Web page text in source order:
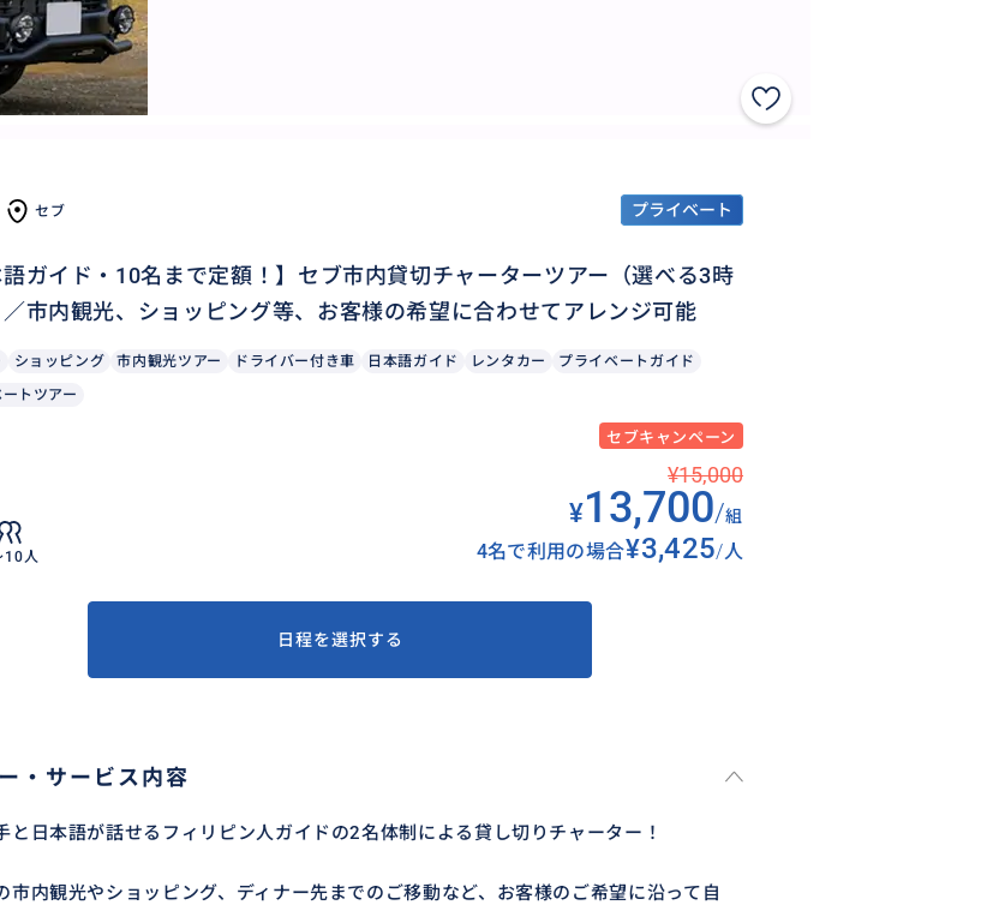
セブ プライベート
語ガイド・10名まで定額！】セブ市内貸切チャーターツアー（選べる3時
／市内観光、ショッピング等、お客様の希望に合わせてアレンジ可能
ショッピング 市内観光ツアー ドライバー付き車 日本語ガイド レンタカー
プライベートガイド
トツアー
セブキャンペーン
10人
¥15,000
¥13,700/組
4名で利用の場合 ¥3,425/人
日程を選択する
・サービス内容
と日本語が話せるフィリピン人ガイドの2名体制による貸し切りチャーター！
市内観光やショッピング、ディナー先までのご移動など、お客様のご希望に沿って自